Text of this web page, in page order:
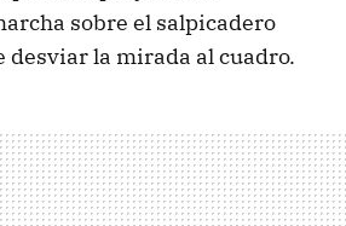
sobre el salpicadero
desviar la mirada al cuadro.